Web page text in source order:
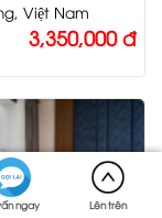
Việt Nam
3,350,000đ
ngay Lên trên